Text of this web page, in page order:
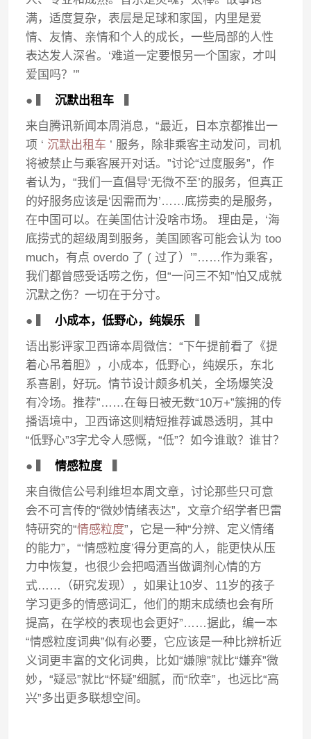
满，适度复杂，表层是足球和家国，内里是爱
情、友情、亲情和个人的成长，一些局部的人性
表达发人深省。‘难道一定要恨另一个国家，才叫
爱国吗？’”
● ▍沉默出租车
来自腾讯新闻本周消息，“最近，日本京都推出一
项 ‘ 沉默出租车 ’ 服务，除非乘客主动发问，司机
将被禁止与乘客展开对话。”讨论“过度服务”，作
者认为，“我们一直倡导‘无微不至’的服务，但真正
的好服务应该是‘因需而为’……底捞卖的是服务，
在中国可以。在美国估计没啥市场。 理由是，‘海
底捞式的超级周到服务，美国顾客可能会认为 too
much，有点 overdo 了 ( 过了）’”……作为乘客，
我们都曾感受话唠之伤，但“一问三不知”怕又成就
沉默之伤？一切在于分寸。
● ▍
小成本，低野心，纯娱乐
语出影评家卫西谛本周微信：“下午提前看了《提
着心吊着胆》，小成本，低野心，纯娱乐，东北
系喜剧，好玩。情节设计颇多机关，全场爆笑没
有冷场。推荐”……在每日被无数“10万+”簇拥的传
播语境中，卫西谛这则精短推荐诚恳透明，其中
“低野心”3字尤令人感慨，“低”？如今谁敢？谁甘？
● ▍情感粒度
来自微信公号利维坦本周文章，讨论那些只可意
会不可言传的“微妙情绪表达”，文章介绍学者巴雷
特研究的“情感粒度”，它是一种“分辨、定义情绪
的能力”，“‘情感粒度’得分更高的人，能更快从压
力中恢复，也很少会把喝酒当做调剂心情的方
式……（研究发现），如果让10岁、11岁的孩子
学习更多的情感词汇，他们的期末成绩也会有所
提高，在学校的表现也会更好”……据此，编一本
“情感粒度词典”似有必要，它应该是一种比辨析近
义词更丰富的文化词典，比如“嫌隙”就比“嫌弃”微
妙，“疑忌”就比“怀疑”细腻，而“欣幸”，也远比“高
兴”多出更多联想空间。